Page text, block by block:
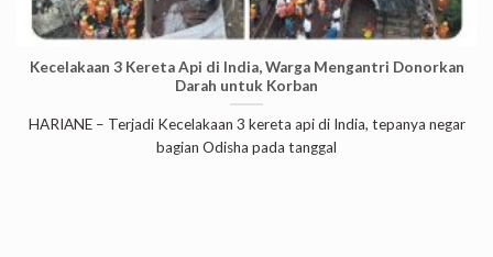
Kecelakaan 3 Kereta Api di India, Warga Mengantri Donorkan
Darah untuk Korban
HARIANE – Terjadi Kecelakaan 3 kereta api di India, tepanya negar
bagian Odisha pada tanggal